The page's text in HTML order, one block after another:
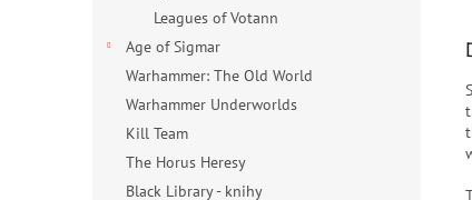
Leagues of Votann
Age of Sigmar
Warhammer: The Old World
Warhammer Underworlds
Kill Team
The Horus Heresy
Black Library - knihy